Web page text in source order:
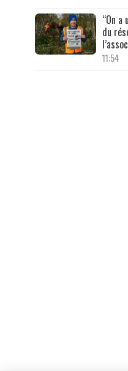
“On
du
11:54